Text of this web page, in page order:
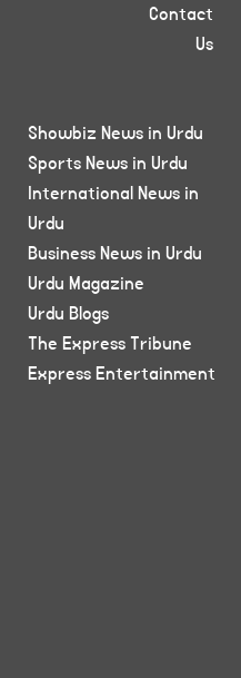
Contact
Us
Showbiz News in Urdu
Sports News in Urdu
International News in
Urdu
Business News in Urdu
Urdu Magazine
Urdu Blogs
The Express Tribune
Express Entertainment